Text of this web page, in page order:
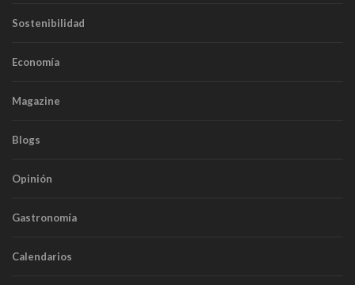
Sostenibilidad
Economía
Magazine
Blogs
Opinión
Gastronomía
Calendarios